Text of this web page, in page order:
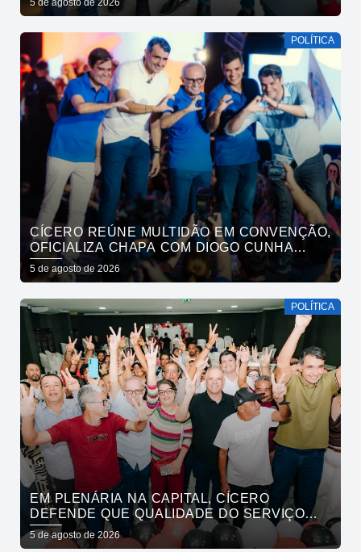
POLÍTICA
CÍCERO REÚNE MULTIDÃO EM CONVENÇÃO,
OFICIALIZA CHAPA COM DIOGO CUNHA
LIMA, VENEZIANO E ANDRÉ GADELHA E
CONVOCA PARAÍBA A DAR O PRÓXIMO
5 de agosto de 2026
POLÍTICA
EM PLENÁRIA NA CAPITAL, CÍCERO
DEFENDE QUE QUALIDADE DO SERVIÇO
PÚBLICO ESTADUAL SUPERE O DA
INICIATIVA PRIVADA
5 de agosto de 2026